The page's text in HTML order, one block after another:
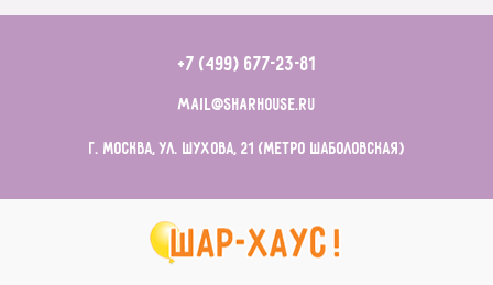
+7 (499) 677-23-81
mail@sharhouse.ru
г. Москва, ул. Шухова, 21 (метро Шаболовская)